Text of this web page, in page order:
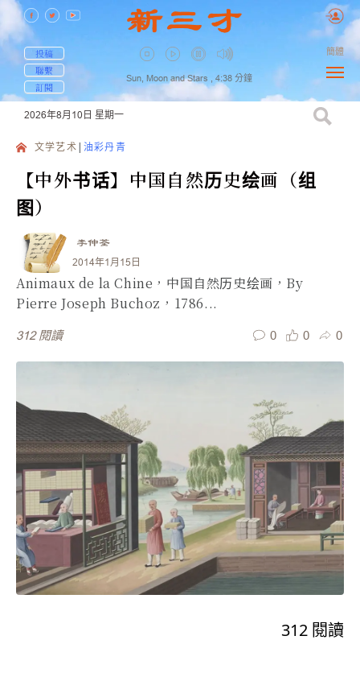
投稿
聯繫
訂閱
Sun, Moon and Stars , 4:38 分鐘
簡體
2026年8月10日 星期一
文学艺术 油彩丹青
【中外书话】中国自然历史绘画（组
图）
李仲荃
2014年1月15日
Animaux de la Chine，中国自然历史绘画，By
Pierre Joseph Buchoz，1786...
312 閱讀 0 0 0
312 閱讀